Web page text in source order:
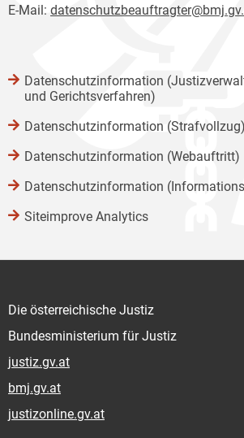
E-Mail:
Datenschutzinformation
und Gerichtsverfahren)
Datenschutzinformation (Strafvollzug)
Datenschutzinformation (Webauftritt)
Datenschutzinformation
Siteimprove Analytics
Die österreichische Justiz
Bundesministerium für Justiz
justiz.gv.at
bmj.gv.at
justizonline.gv.at